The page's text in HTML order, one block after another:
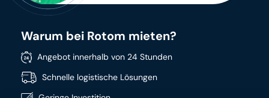
Warum bei Rotom mieten?
Angebot innerhalb von 24 Stunden
Schnelle logistische Lösungen